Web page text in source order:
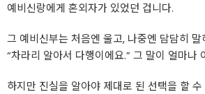
예비신랑에게 혼외자가 있었던 겁니다.
그 예비신부는 처음엔 울고, 나중엔 담담히 말
“차라리 알아서 다행이에요.” 그 말이 얼마나
하지만 진실을 알아야 제대로 된 선택을 할 수